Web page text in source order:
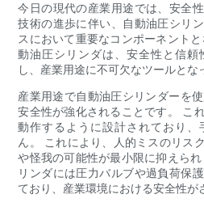
今日の現代の産業用途では、安全
技術の進歩に伴い、自動油圧シリ
スにおいて重要なコンポーネント
動油圧シリンダは、安全性と信
し、産業用途に不可欠なツールとな
産業用途で自動油圧シリンダーを
安全性が強化されることです。 こ
動作するように設計されており
ん。 これにより、人的ミスのリス
や怪我の可能性が最小限に抑えら
リンダには圧力バルブや過負荷保
ており、産業環境における安全性が